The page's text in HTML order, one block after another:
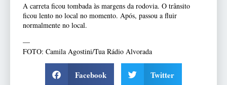
A carreta ficou tombada às margens da rodovia. O trânsito
ficou lento no local no momento. Após, passou a fluir
normalmente no local.
—
FOTO: Camila Agostini/Tua Rádio Alvorada
Facebook Twitter